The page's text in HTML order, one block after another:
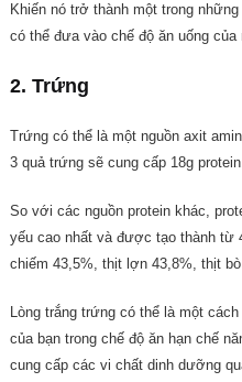
Khiến nó trở thành một trong
có thể đưa vào chế độ ăn uống của
2. Trứng
Trứng có thể là một nguồn axit
3 quả trứng sẽ cung cấp 18g
So với các nguồn protein khác,
yếu cao nhất và được tạo thành từ
chiếm 43,5%, thịt lợn 43,8%, thịt
Lòng trắng trứng có thể là một
của bạn trong chế độ ăn hạn chế
cung cấp các vi chất dinh dưỡng